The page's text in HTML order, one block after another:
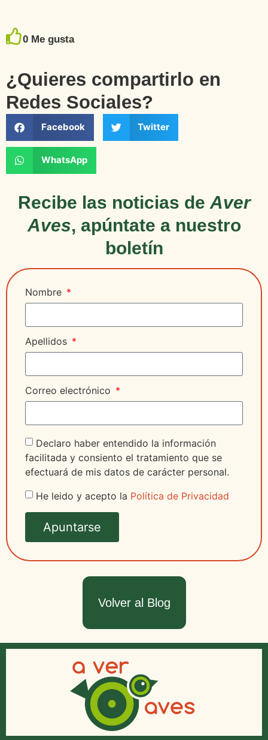
0 Me gusta
¿Quieres compartirlo en
Redes Sociales?
Facebook Twitter
WhatsApp
Recibe las noticias de Aver
Aves, apúntate a nuestro
boletín
Nombre
Apellidos
Correo electrónico
Declaro haber entendido la información
facilitada y consiento el tratamiento que se
efectuará de mis datos de carácter personal.
He leido y acepto la Política de Privacidad
Apuntarse
Volver al Blog